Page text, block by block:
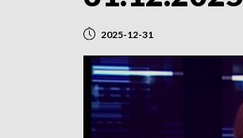
2025-12-31